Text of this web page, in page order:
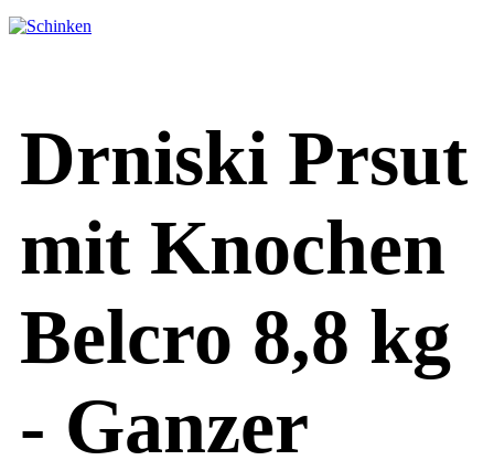
Drniski Prsut
mit Knochen
Belcro 8,8 kg
- Ganzer